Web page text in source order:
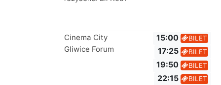
Cinema City
Gliwice Forum
15:00 BILET
17:25 BILET
19:50 BILET
22:15 BILET